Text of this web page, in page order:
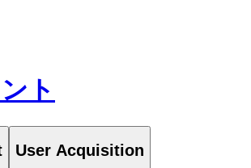
ト
User Acquisition